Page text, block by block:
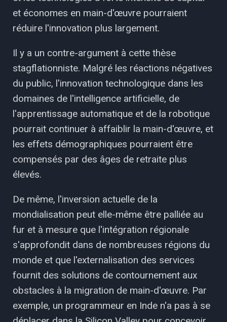
et économes en main-d'œuvre pourraient
réduire l'innovation plus largement.
Il y a un contre-argument à cette thèse
stagflationniste. Malgré les réactions négatives
du public, l'innovation technologique dans les
domaines de l'intelligence artificielle, de
l'apprentissage automatique et de la robotique
pourrait continuer à affaiblir la main-d'œuvre, et
les effets démographiques pourraient être
compensés par des âges de retraite plus
élevés.
De même, l'inversion actuelle de la
mondialisation peut elle-même être palliée au
fur et à mesure que l'intégration régionale
s'approfondit dans de nombreuses régions du
monde et que l'externalisation des services
fournit des solutions de contournement aux
obstacles à la migration de main-d'œuvre. Par
exemple, un programmeur en Inde n'a pas à se